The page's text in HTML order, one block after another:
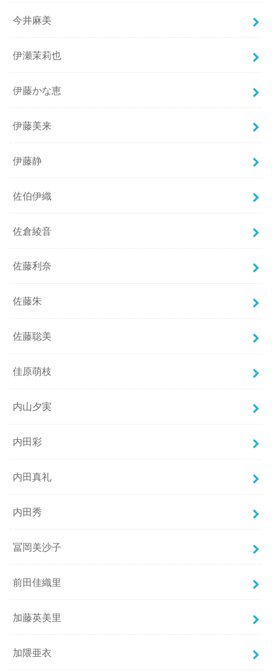
今井麻美
伊瀬茉莉也
伊藤かな恵
伊藤美来
伊藤静
佐伯伊織
佐倉綾音
佐藤利奈
佐藤朱
佐藤聡美
佳原萌枝
内山夕実
内田彩
内田真礼
内田秀
冨岡美沙子
前田佳織里
加藤英美里
加隈亜衣